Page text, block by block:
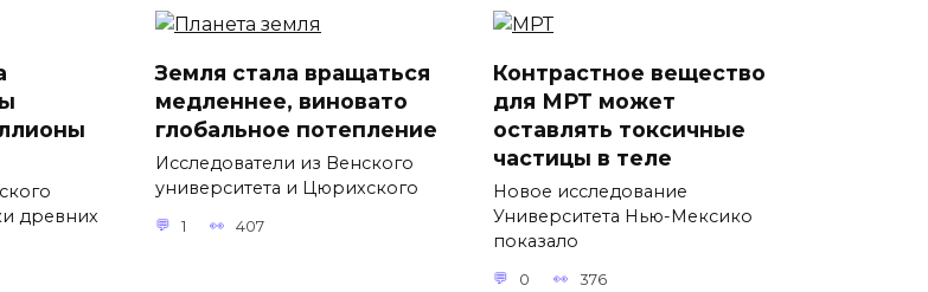
древних
Земля стала вращаться
медленнее, виновато
глобальное потепление
Исследователи из Венского
университета и Цюрихского
1 407
Контрастное вещество
для МРТ может
оставлять токсичные
частицы в теле
Новое исследование
Университета Нью-Мексико
показало
0 376